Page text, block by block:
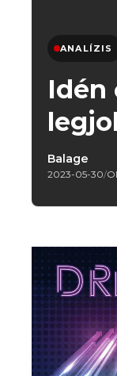
ANALÍZIS
Idén
Balage
2023-05-30/